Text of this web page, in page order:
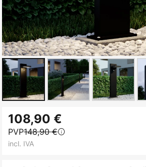
para
início
108,90 €
PVP148,90 €
incl. IVA